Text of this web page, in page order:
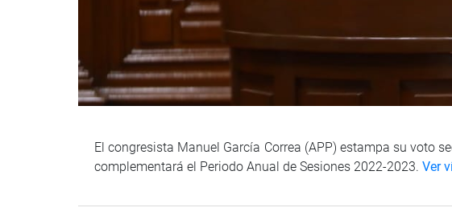
El congresista Manuel García Correa (APP) estampa su voto
complementará el Periodo Anual de Sesiones 2022-2023. Ver